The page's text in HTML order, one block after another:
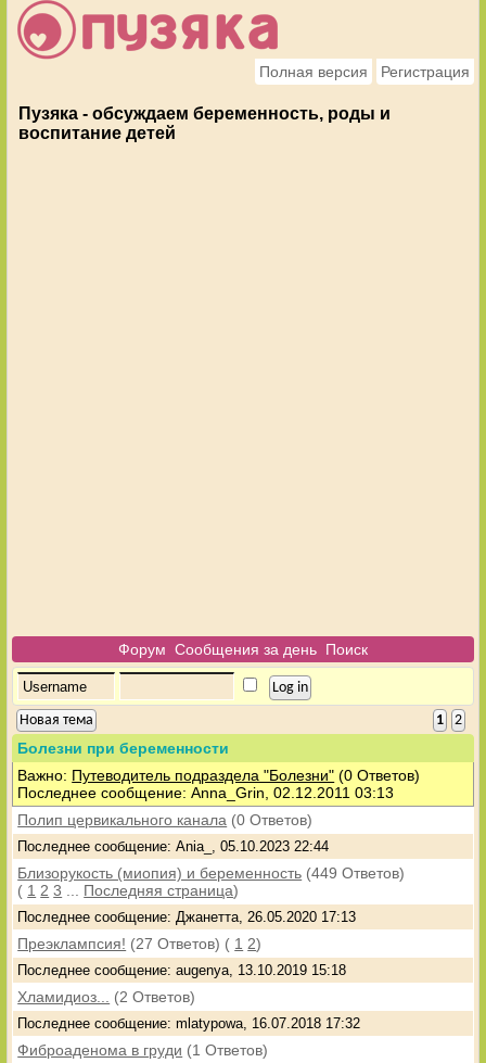
Полная версия Регистрация
Пузяка - обсуждаем беременность, роды и
воспитание детей
Форум Сообщения за день Поиск
1 2
Новая тема
Болезни при беременности
Важно: Путеводитель подраздела "Болезни" (0 Ответов)
Последнее сообщение: Anna_Grin, 02.12.2011 03:13
Полип цервикального канала (0 Ответов)
Последнее сообщение: Ania_, 05.10.2023 22:44
Близорукость (миопия) и беременность (449 Ответов)
( 1 2 3 Последняя страница)
Последнее сообщение: Джанетта, 26.05.2020 17:13
Преэклампсия! (27 Ответов) ( 1 2)
Последнее сообщение: augenya, 13.10.2019 15:18
Хламидиоз... (2 Ответов)
Последнее сообщение: mlatypowa, 16.07.2018 17:32
Фиброаденома в груди (1 Ответов)